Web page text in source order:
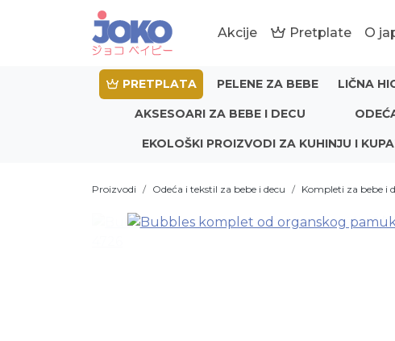
Akcije Pretplate O
PRETPLATA PELENE ZA BEBE LIČNA
AKSESOARI ZA BEBE I DECU
EKOLOŠKI PROIZVODI ZA KUHINJU I
Proizvodi Odeća i tekstil za bebe i decu Kompleti za bebe i